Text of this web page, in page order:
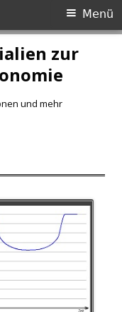
zur
und mehr
Menü